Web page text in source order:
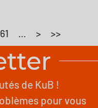
61 ... > >>
de KuB !
pour vous